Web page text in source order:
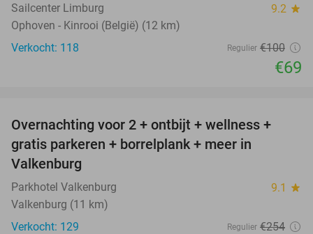
Sailcenter Limburg 9.2 star
Ophoven - Kinrooi (België) (12 km)
Verkocht: 118
Regulier €100
€69
33%
Overnachting voor 2 + ontbijt + wellness +
gratis parkeren + borrelplank + meer in
Valkenburg
Parkhotel Valkenburg 9.1 star
Valkenburg (11 km)
Verkocht: 129
Regulier €254